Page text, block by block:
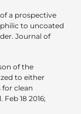
a prospective
to uncoated
Journal of
of the
to either
clean
18 2016;